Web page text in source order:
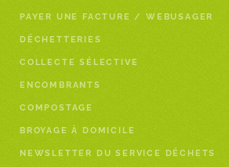
PAYER UNE FACTURE / WEBUSAGER
DÉCHETTERIES
COLLECTE SÉLECTIVE
ENCOMBRANTS
COMPOSTAGE
BROYAGE À DOMICILE
NEWSLETTER DU SERVICE DÉCHETS